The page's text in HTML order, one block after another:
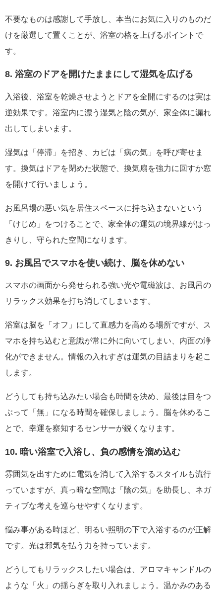
不要なものは感謝して手放し、本当にお気に入りのものだ
けを厳選して置くことが、浴室の格を上げるポイントで
す。
8. 浴室のドアを開けたままにして湿気を広げる
入浴後、浴室を乾燥させようとドアを全開にするのは実は
逆効果です。浴室内に漂う湿気と陰の気が、家全体に漏れ
出してしまいます。
湿気は「停滞」を招き、カビは「病の気」を呼び寄せま
す。換気はドアを閉めた状態で、換気扇を強力に回すか窓
を開けて行いましょう。
お風呂場の悪い気を居住スペースに持ち込まないという
「けじめ」をつけることで、家全体の運気の境界線がはっ
きりし、守られた空間になります。
9. お風呂でスマホを使い続け、脳を休めない
スマホの画面から発せられる強い光や電磁波は、お風呂の
リラックス効果を打ち消してしまいます。
浴室は脳を「オフ」にして直感力を高める場所ですが、ス
マホを持ち込むと意識が常に外に向いてしまい、内面の浄
化ができません。情報の入れすぎは運気の目詰まりを起こ
します。
どうしても持ち込みたい場合も時間を決め、最後は目をつ
ぶって「無」になる時間を確保しましょう。脳を休めるこ
とで、幸運を察知するセンサーが鋭くなります。
10. 暗い浴室で入浴し、負の感情を溜め込む
雰囲気を出すために電気を消して入浴するスタイルも流行
っていますが、真っ暗な空間は「陰の気」を助長し、ネガ
ティブな考えを巡らせやすくなります。
悩み事がある時ほど、明るい照明の下で入浴するのが正解
です。光は邪気を払う力を持っています。
どうしてもリラックスしたい場合は、アロマキャンドルの
ような「火」の揺らぎを取り入れましょう。温かみのある